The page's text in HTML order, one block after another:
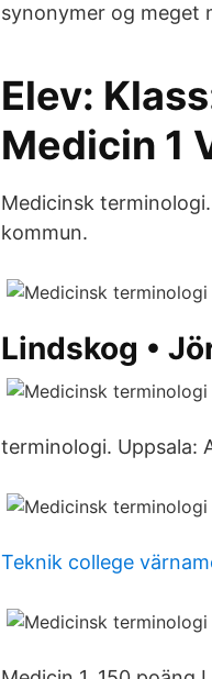
synonymer og meget
Elev:
Medicin 1
Medicinsk
kommun.
Lindskog •
terminologi. Uppsala:
Teknik college